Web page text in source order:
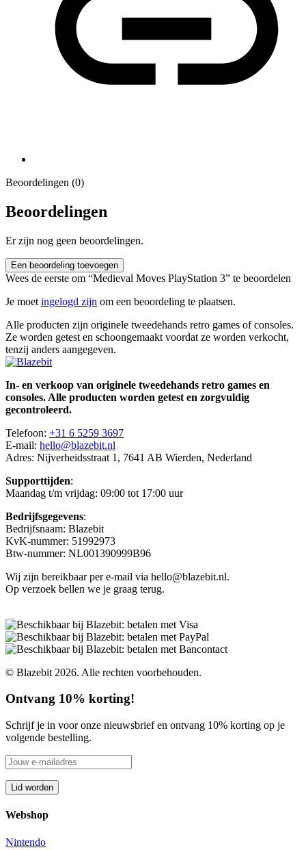
Beoordelingen (0)
Beoordelingen
Er zijn nog geen beoordelingen.
Een beoordeling toevoegen
Wees de eerste om “Medieval Moves PlayStation 3” te beoordelen
Je moet ingelogd zijn om een beoordeling te plaatsen.
Alle producten zijn originele tweedehands retro games of consoles.
Ze worden getest en schoongemaakt voordat ze worden verkocht,
tenzij anders aangegeven.
In- en verkoop van originele tweedehands retro games en
consoles. Alle producten worden getest en zorgvuldig
gecontroleerd.
Telefoon: +31 6 5259 3697
E-mail: hello@blazebit.nl
Adres: Nijverheidsstraat 1, 7641 AB Wierden, Nederland
Supporttijden:
Maandag t/m vrijdag: 09:00 tot 17:00 uur
Bedrijfsgegevens:
Bedrijfsnaam: Blazebit
KvK-nummer: 51992973
Btw-nummer: NL001390999B96
Wij zijn bereikbaar per e-mail via hello@blazebit.nl.
Op verzoek bellen we je graag terug.
© Blazebit 2026. Alle rechten voorbehouden.
Ontvang 10% korting!
Schrijf je in voor onze nieuwsbrief en ontvang 10% korting op je
volgende bestelling.
Webshop
Nintendo